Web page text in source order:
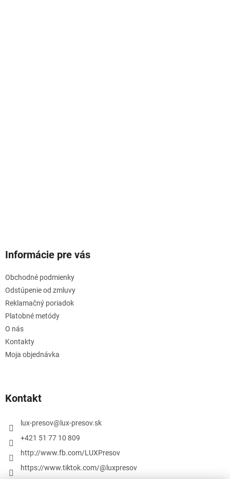
Informácie pre vás
Obchodné podmienky
Odstúpenie od zmluvy
Reklamačný poriadok
Platobné metódy
O nás
Kontakty
Moja objednávka
Kontakt
lux-presov@ lux-presov.sk
+421 51 77 10 809
http://www.fb.com/LUXPresov
https://www.tiktok.com/@luxpresov